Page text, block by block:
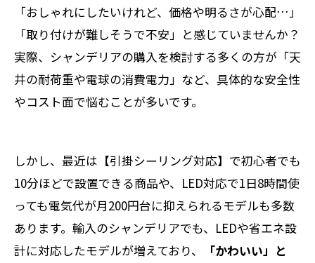
「おしゃれにしたいけれど、価格や明るさが心配…」
「取り付けが難しそうで不安」と感じていませんか？
実際、シャンデリアの購入を検討する多くの方が「天
井の耐荷重や電球の消費電力」など、具体的な安全性
やコスト面で悩むことが多いです。
しかし、最近は【引掛シーリング対応】で初心者でも
10分ほどで設置できる商品や、LED対応で1日8時間使
っても電気代が月200円台に抑えられるモデルも多数
あります。輸入のシャンデリアでも、LEDや省エネ設
計に対応したモデルが増えており、
「かわいい」と